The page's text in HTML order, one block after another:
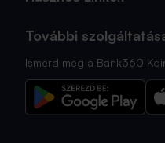
További
Ismerd meg a Bank360